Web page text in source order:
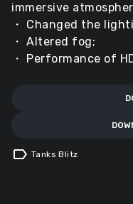
immersive
・ Changed the
・ Altered fog;
・ Performance of
label Tanks Blitz